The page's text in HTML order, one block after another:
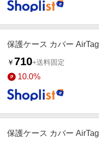
保護ケース カバー AirTag
￥ 710+送料固定
10.0%
保護ケース カバー AirTag